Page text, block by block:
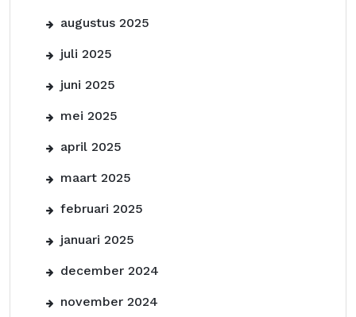
augustus 2025
juli 2025
juni 2025
mei 2025
april 2025
maart 2025
februari 2025
januari 2025
december 2024
november 2024